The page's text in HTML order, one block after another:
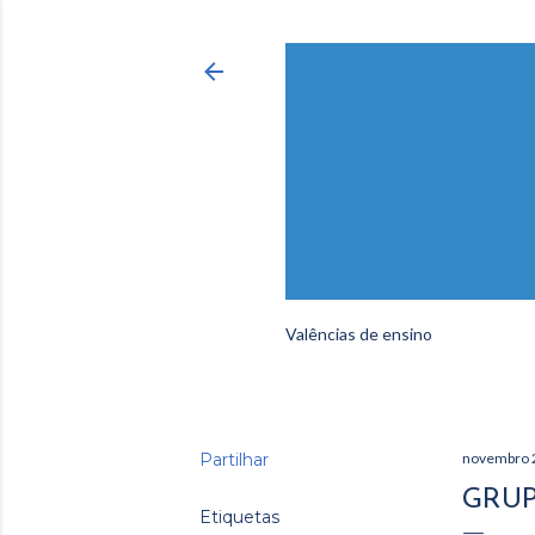
Valências de ensino
Partilhar
Etiquetas
novembro